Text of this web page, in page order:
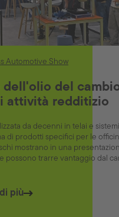
Automotive Show
dell'olio del
attività redditizio
da decenni in telai e
di prodotti specifici per le
mostrano in una
possono trarre vantaggio dal
più